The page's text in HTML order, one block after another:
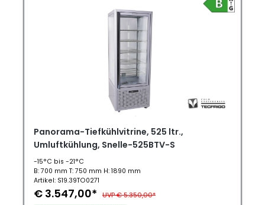
Panorama-Tiefkühlvitrine, 525 ltr.,
Umluftkühlung, Snelle-525BTV-S
-15°C bis -21°C
B: 700 mm T: 750 mm H: 1890 mm
Artikel: S19.39TO0271
€ 3.547,00* UVP € 5.350,00*